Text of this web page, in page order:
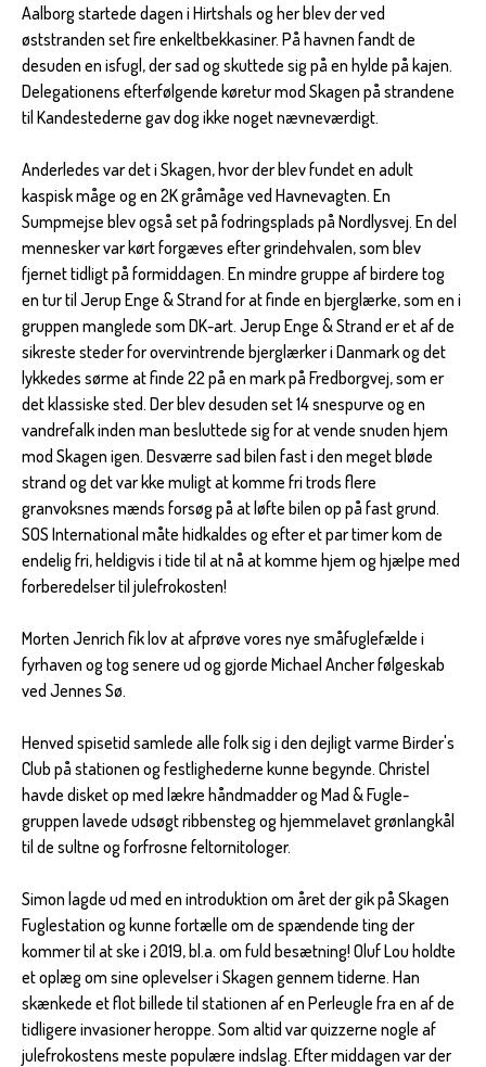
Aalborg startede dagen i Hirtshals og her blev der ved
øststranden set fire enkeltbekkasiner. På havnen fandt de
desuden en isfugl, der sad og skuttede sig på en hylde på kajen.
Delegationens efterfølgende køretur mod Skagen på strandene
til Kandestederne gav dog ikke noget nævneværdigt.
Anderledes var det i Skagen, hvor der blev fundet en adult
kaspisk måge og en 2K gråmåge ved Havnevagten. En
Sumpmejse blev også set på fodringsplads på Nordlysvej. En del
mennesker var kørt forgæves efter grindehvalen, som blev
fjernet tidligt på formiddagen. En mindre gruppe af birdere tog
en tur til Jerup Enge & Strand for at finde en bjerglærke, som en i
gruppen manglede som DK-art. Jerup Enge & Strand er et af de
sikreste steder for overvintrende bjerglærker i Danmark og det
lykkedes sørme at finde 22 på en mark på Fredborgvej, som er
det klassiske sted. Der blev desuden set 14 snespurve og en
vandrefalk inden man besluttede sig for at vende snuden hjem
mod Skagen igen. Desværre sad bilen fast i den meget bløde
strand og det var kke muligt at komme fri trods flere
granvoksnes mænds forsøg på at løfte bilen op på fast grund.
SOS International måte hidkaldes og efter et par timer kom de
endelig fri, heldigvis i tide til at nå at komme hjem og hjælpe med
forberedelser til julefrokosten!
Morten Jenrich fik lov at afprøve vores nye småfuglefælde i
fyrhaven og tog senere ud og gjorde Michael Ancher følgeskab
ved Jennes Sø.
Henved spisetid samlede alle folk sig i den dejligt varme Birder's
Club på stationen og festlighederne kunne begynde. Christel
havde disket op med lækre håndmadder og Mad & Fugle-
gruppen lavede udsøgt ribbensteg og hjemmelavet grønlangkål
til de sultne og forfrosne feltornitologer.
Simon lagde ud med en introduktion om året der gik på Skagen
Fuglestation og kunne fortælle om de spændende ting der
kommer til at ske i 2019, bl.a. om fuld besætning! Oluf Lou holdte
et oplæg om sine oplevelser i Skagen gennem tiderne. Han
skænkede et flot billede til stationen af en Perleugle fra en af de
tidligere invasioner heroppe. Som altid var quizzerne nogle af
julefrokostens meste populære indslag. Efter middagen var der